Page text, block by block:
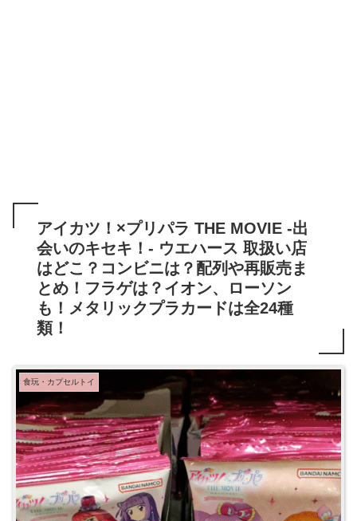
アイカツ！×プリパラ THE MOVIE ‐出
会いのキセキ！‐ ウエハース 取扱い店
はどこ？コンビニは？配列や再販売ま
とめ！フラゲは？イオン、ローソン
も！メタリックプラカードは全24種
類！
食玩・カプセルトイ